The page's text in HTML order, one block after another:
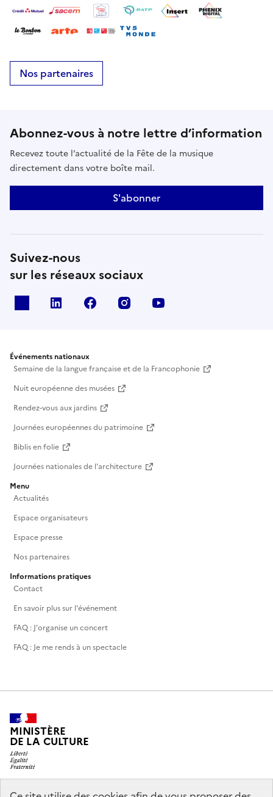
Nos partenaires
Abonnez-vous à notre lettre d’information
Recevez toute l’actualité de la Fête de la musique
directement dans votre boîte mail.
S'abonner
Suivez-nous
sur les réseaux sociaux
Linkedin Facebook Instagram
Événements nationaux
Semaine de la langue française et de la Francophonie
Nuit européenne des musées
Rendez-vous aux jardins
Journées européennes du patrimoine
Biblis en folie
Journées nationales de l'architecture
Menu
Actualités
Espace organisateurs
Espace presse
Nos partenaires
Informations pratiques
Contact
En savoir plus sur l'événement
FAQ : J'organise un concert
FAQ : Je me rends à un spectacle
MINISTÈRE
DE LA CULTURE